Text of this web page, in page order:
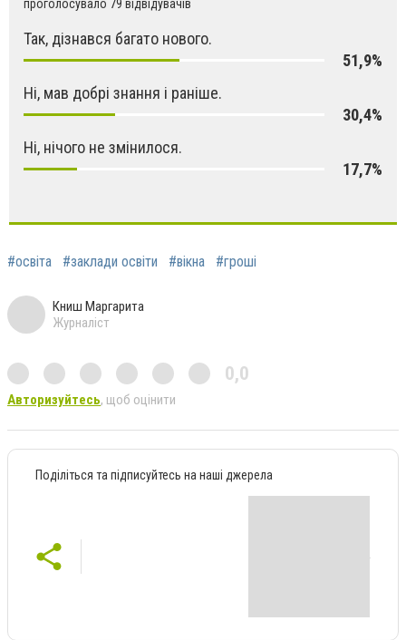
проголосувало 79 відвідувачів
Так, дізнався багато нового.
51,9%
Ні, мав добрі знання і раніше.
30,4%
Ні, нічого не змінилося.
17,7%
#освіта #заклади освіти #вікна #гроші
Книш Маргарита
Журналіст
0,0
Авторизуйтесь, щоб оцінити
Поділіться та підписуйтесь на наші джерела